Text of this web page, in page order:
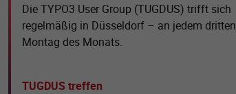
Die TYPO3 User Group (TUGDUS) trifft sich
regelmäßig in Düsseldorf – an jedem dritten
Montag des Monats.
TUGDUS treffen